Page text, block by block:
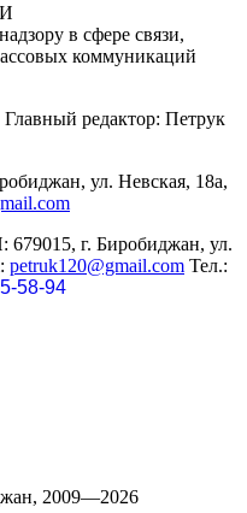
в сфере связи,
коммуникаций
редактор: Петрук
ул. Невская, 18а,
г. Биробиджан, ул.
petruk120@gmail.com Тел.:
58-94
2009—2026